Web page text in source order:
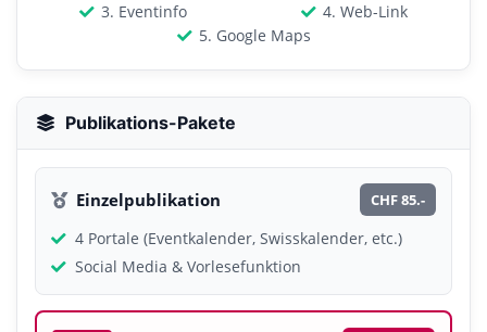
3. Eventinfo
4. Web-Link
5. Google Maps
Publikations-Pakete
Einzelpublikation CHF 85.-
4 Portale (Eventkalender, Swisskalender, etc.)
Social Media & Vorlesefunktion